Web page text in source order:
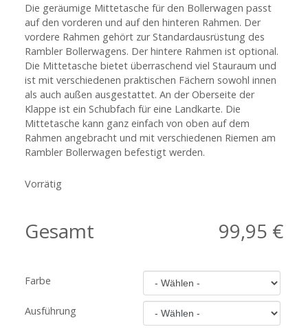
Die geräumige Mittetasche für den Bollerwagen passt
auf den vorderen und auf den hinteren Rahmen. Der
vordere Rahmen gehört zur Standardausrüstung des
Rambler Bollerwagens. Der hintere Rahmen ist optional.
Die Mittetasche bietet überraschend viel Stauraum und
ist mit verschiedenen praktischen Fächern sowohl innen
als auch außen ausgestattet. An der Oberseite der
Klappe ist ein Schubfach für eine Landkarte. Die
Mittetasche kann ganz einfach von oben auf dem
Rahmen angebracht und mit verschiedenen Riemen am
Rambler Bollerwagen befestigt werden.
Vorrätig
Gesamt 99,95 €
Farbe
Ausführung